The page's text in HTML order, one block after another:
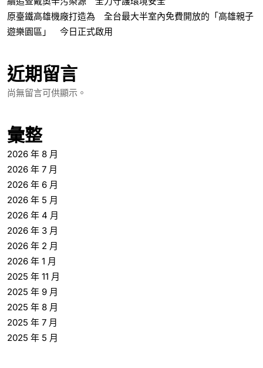
原臺鐵高雄機廠打造為 全台最大半室內免費開放的「高雄親子
遊樂園區」 今日正式啟用
近期留言
尚無留言可供顯示。
彙整
2026 年 8 月
2026 年 7 月
2026 年 6 月
2026 年 5 月
2026 年 4 月
2026 年 3 月
2026 年 2 月
2026 年 1 月
2025 年 11 月
2025 年 9 月
2025 年 8 月
2025 年 7 月
2025 年 5 月